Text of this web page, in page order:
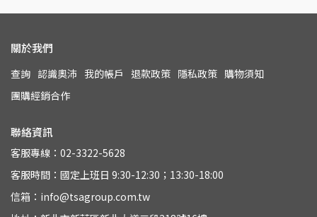
關於我們
查詢 認識奧沛 我的帳戶 退款政策 隱私政策 購物須知
團購經銷合作
聯絡資訊
客服專線：02-3322-5628
客服時間：國定上班日 9:30-12:30；13:30-18:00
信箱：info@tsagroup.com.tw